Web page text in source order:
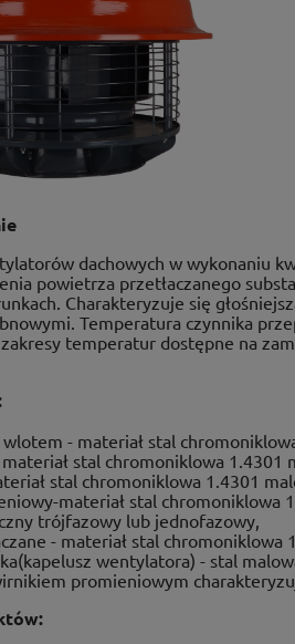
dachowych w wykonaniu
powietrza przetłaczanego
Charakteryzuje się
Temperatura czynnika
temperatur dostępne na
wlotem - materiał stal
materiał stal chromoniklowa 1.4301
stal chromoniklowa 1.4301
materiał stal chromoniklowa
trójfazowy lub jednofazowy,
- materiał stal chromoniklowa
wentylatora) - stal
promieniowym